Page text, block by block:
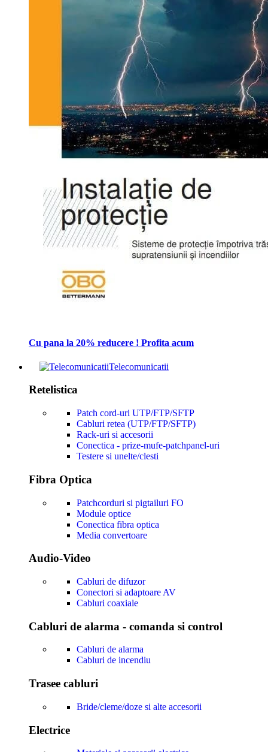
Cu pana la 20% reducere ! Profita acum
Telecomunicatii
Retelistica
Patch cord-uri UTP/FTP/SFTP
Cabluri retea (UTP/FTP/SFTP)
Rack-uri si accesorii
Conectica - prize-mufe-patchpanel-uri
Testere si unelte/clesti
Fibra Optica
Patchcorduri si pigtailuri FO
Module optice
Conectica fibra optica
Media convertoare
Audio-Video
Cabluri de difuzor
Conectori si adaptoare AV
Cabluri coaxiale
Cabluri de alarma - comanda si control
Cabluri de alarma
Cabluri de incendiu
Trasee cabluri
Bride/cleme/doze si alte accesorii
Electrice